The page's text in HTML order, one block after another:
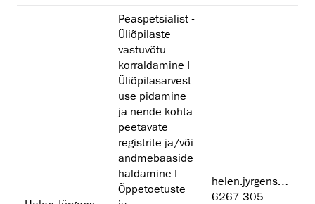
Peaspetsialist -
Üliõpilaste
vastuvõtu
korraldamine I
Üliõpilasarvest
use pidamine
ja nende kohta
peetavate
registrite ja/või
andmebaaside
haldamine I
Õppetoetuste
helen.jyrgens@artun.ee
6267 305